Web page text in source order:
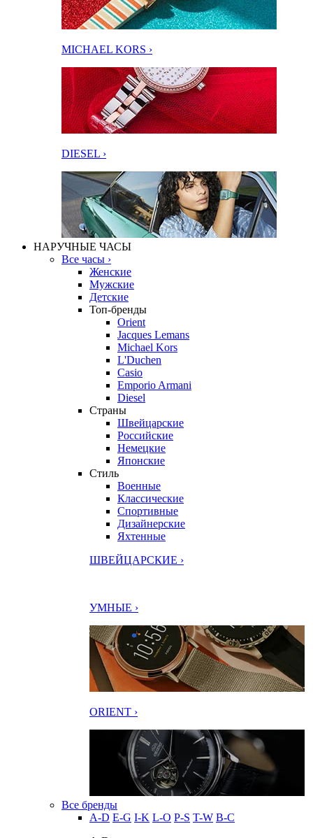
MICHAEL KORS ›
DIESEL ›
НАРУЧНЫЕ ЧАСЫ
Все часы ›
Женские
Мужские
Детские
Топ-бренды
Orient
Jacques Lemans
Michael Kors
L'Duchen
Casio
Emporio Armani
Diesel
Страны
Швейцарские
Российские
Немецкие
Японские
Стиль
Военные
Классические
Спортивные
Дизайнерские
Яхтенные
ШВЕЙЦАРСКИЕ ›
УМНЫЕ ›
ORIENT ›
Все бренды
A-D E-G I-K L-O P-S T-W В-С